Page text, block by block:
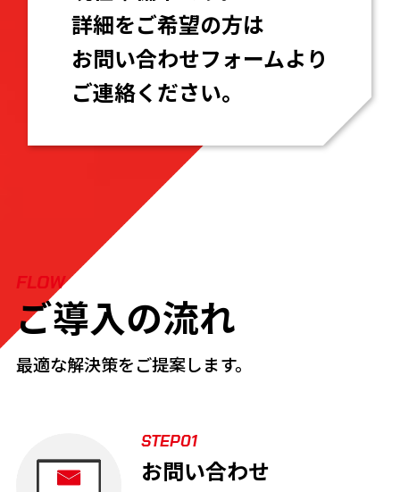
詳細をご希望の方は
お問い合わせフォームより
ご連絡ください｡
FLOW
ご導入の流れ
最適な解決策をご提案します。
STEP01
お問い合わせ